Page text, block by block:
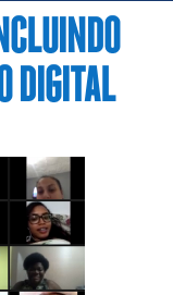
DIGITAL